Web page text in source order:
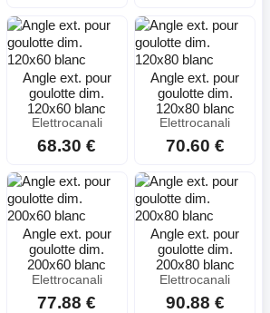
Angle ext. pour
goulotte dim.
120x60 blanc
Elettrocanali
68.30 €
Angle ext. pour
goulotte dim.
120x80 blanc
Elettrocanali
70.60 €
Angle ext. pour
goulotte dim.
200x60 blanc
Elettrocanali
77.88 €
Angle ext. pour
goulotte dim.
200x80 blanc
Elettrocanali
90.88 €